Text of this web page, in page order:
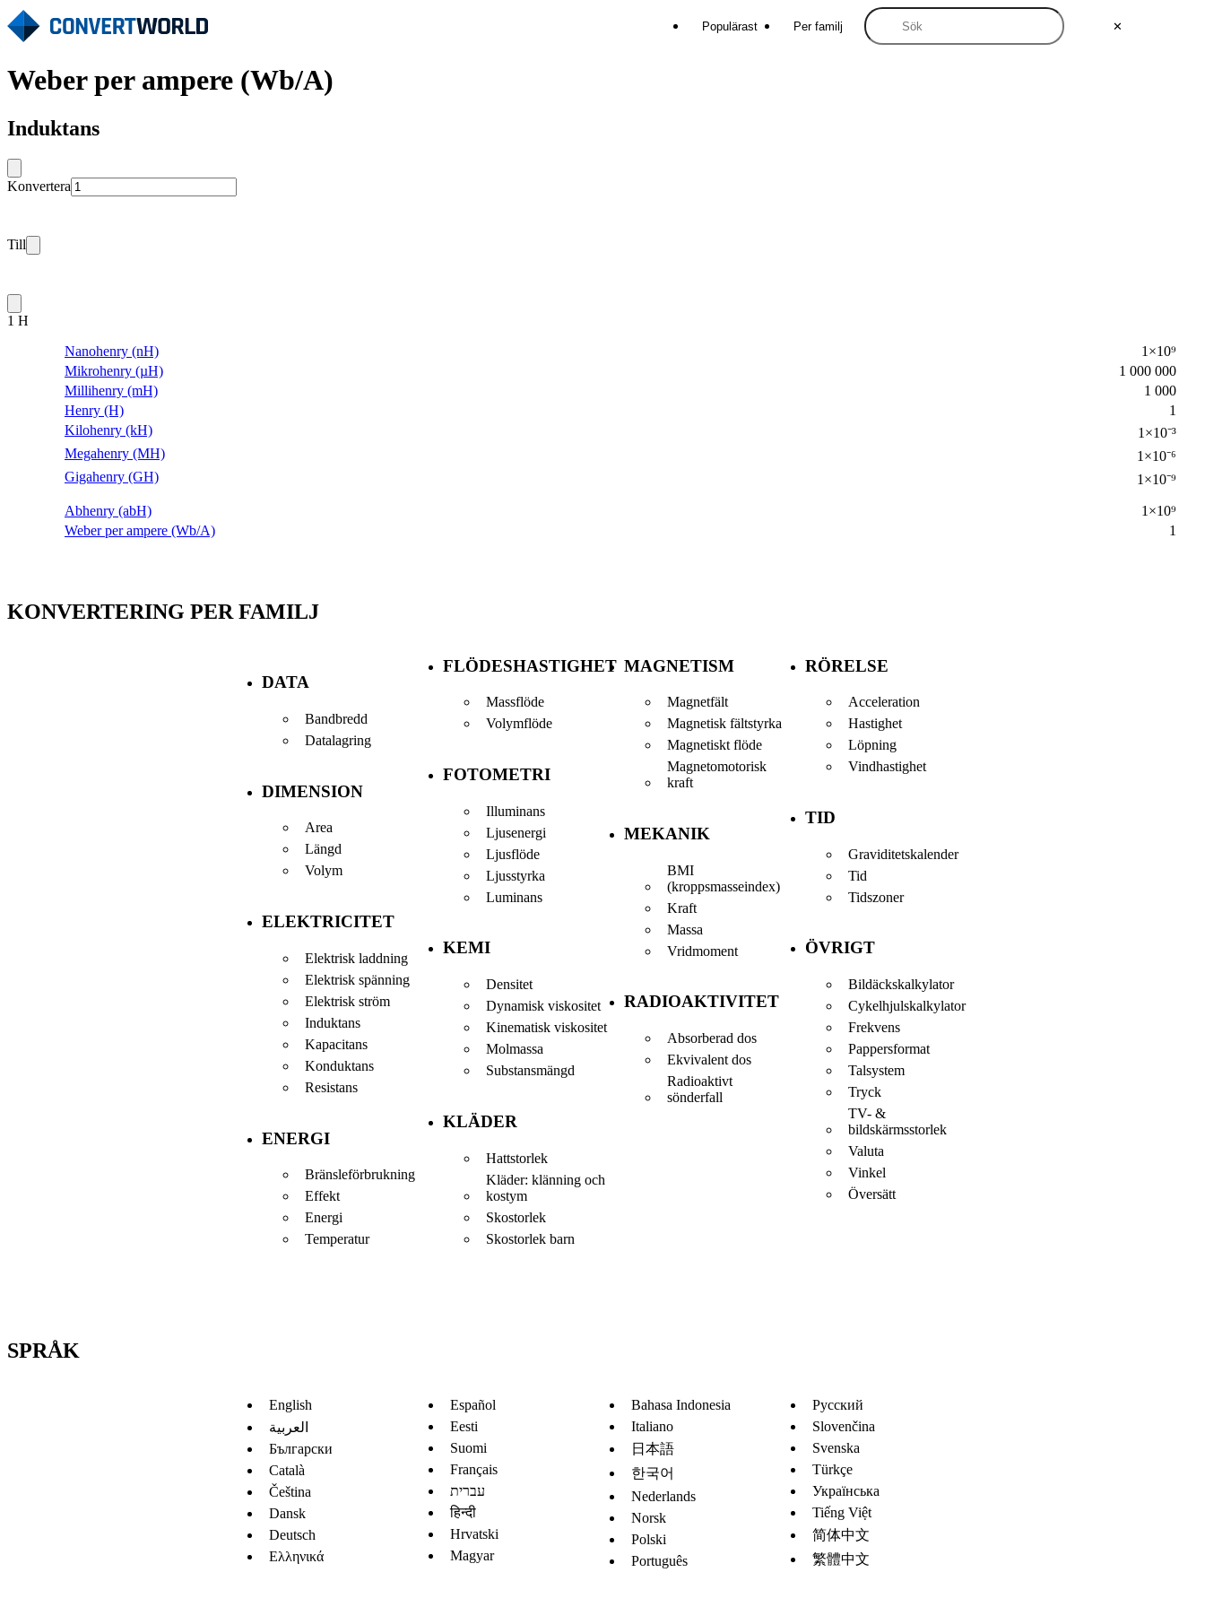
✕
Populärast Per familj
Weber per ampere (Wb/A)
Induktans
Konvertera
Till
1 H
Nanohenry (nH)
1×10⁹
Mikrohenry (µH)
1 000 000
Millihenry (mH)
1 000
Henry (H)
1
Kilohenry (kH)
1×10⁻³
Megahenry (MH)
1×10⁻⁶
Gigahenry (GH)
1×10⁻⁹
Abhenry (abH)
1×10⁹
Weber per ampere (Wb/A)
1
KONVERTERING PER FAMILJ
DATA
Bandbredd
Datalagring
DIMENSION
Area
Längd
Volym
ELEKTRICITET
Elektrisk laddning
Elektrisk spänning
Elektrisk ström
Induktans
Kapacitans
Konduktans
Resistans
ENERGI
Bränsleförbrukning
Effekt
Energi
Temperatur
FLÖDESHASTIGHET
Massflöde
Volymflöde
FOTOMETRI
Illuminans
Ljusenergi
Ljusflöde
Ljusstyrka
Luminans
KEMI
Densitet
Dynamisk viskositet
Kinematisk viskositet
Molmassa
Substansmängd
KLÄDER
Hattstorlek
Kläder: klänning och
kostym
Skostorlek
Skostorlek barn
MAGNETISM
Magnetfält
Magnetisk fältstyrka
Magnetiskt flöde
Magnetomotorisk
kraft
MEKANIK
BMI
(kroppsmasseindex)
Kraft
Massa
Vridmoment
RADIOAKTIVITET
Absorberad dos
Ekvivalent dos
Radioaktivt
sönderfall
RÖRELSE
Acceleration
Hastighet
Löpning
Vindhastighet
TID
Graviditetskalender
Tid
Tidszoner
ÖVRIGT
Bildäckskalkylator
Cykelhjulskalkylator
Frekvens
Pappersformat
Talsystem
Tryck
TV- &
bildskärmsstorlek
Valuta
Vinkel
Översätt
SPRÅK
English
العربية
Български
Català
Čeština
Dansk
Deutsch
Ελληνικά
Español
Eesti
Suomi
Français
עברית
हिन्दी
Hrvatski
Magyar
Bahasa Indonesia
Italiano
日本語
한국어
Nederlands
Norsk
Polski
Português
Русский
Slovenčina
Svenska
Türkçe
Украïнська
Tiếng Việt
简体中文
繁體中文